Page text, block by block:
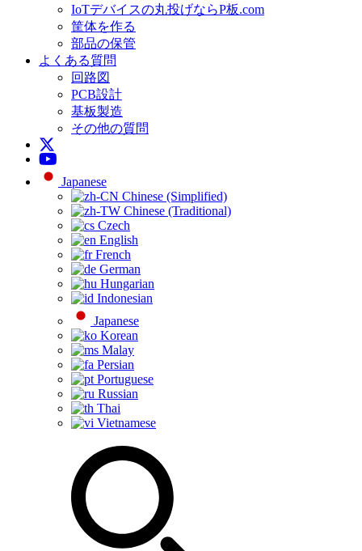
IoTデバイスの丸投げならP板.com
筐体を作る
部品の保管
よくある質問
回路図
PCB設計
基板製造
その他の質問
Japanese
Chinese (Simplified)
Chinese (Traditional)
Czech
English
French
German
Hungarian
Indonesian
Japanese
Korean
Malay
Persian
Portuguese
Russian
Thai
Vietnamese